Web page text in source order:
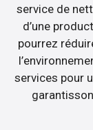
service de
d’une
pourrez
services pour